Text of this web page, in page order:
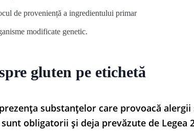
de proveniență a ingredientului primar
modificate genetic.
gluten pe etichetă
substanțelor care provoacă alergii
obligatorii și deja prevăzute de Legea